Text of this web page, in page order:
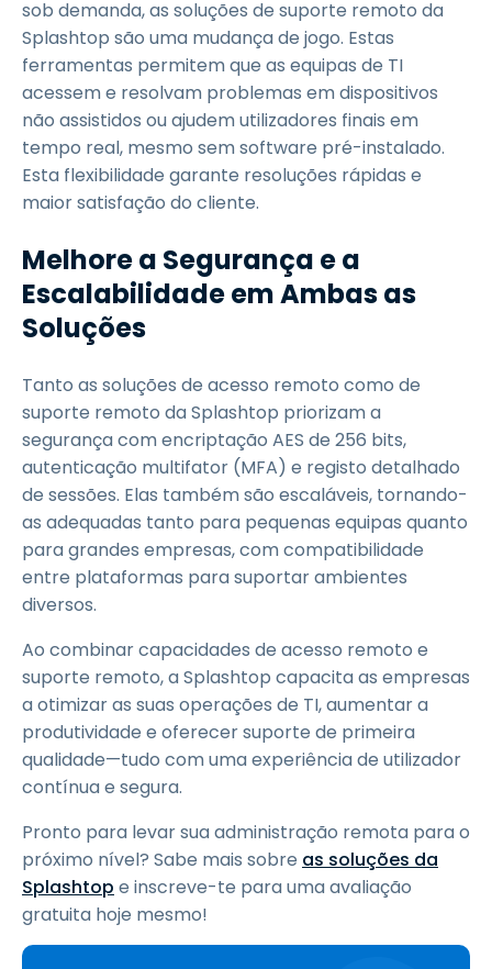
sob demanda, as soluções de suporte remoto da
Splashtop são uma mudança de jogo. Estas
ferramentas permitem que as equipas de TI
acessem e resolvam problemas em dispositivos
não assistidos ou ajudem utilizadores finais em
tempo real, mesmo sem software pré-instalado.
Esta flexibilidade garante resoluções rápidas e
maior satisfação do cliente.
Melhore a Segurança e a
Escalabilidade em Ambas as
Soluções
Tanto as soluções de acesso remoto como de
suporte remoto da Splashtop priorizam a
segurança com encriptação AES de 256 bits,
autenticação multifator (MFA) e registo detalhado
de sessões. Elas também são escaláveis, tornando-
as adequadas tanto para pequenas equipas quanto
para grandes empresas, com compatibilidade
entre plataformas para suportar ambientes
diversos.
Ao combinar capacidades de acesso remoto e
suporte remoto, a Splashtop capacita as empresas
a otimizar as suas operações de TI, aumentar a
produtividade e oferecer suporte de primeira
qualidade—tudo com uma experiência de utilizador
contínua e segura.
Pronto para levar sua administração remota para o
próximo nível? Sabe mais sobre as soluções da
Splashtop e inscreve-te para uma avaliação
gratuita hoje mesmo!